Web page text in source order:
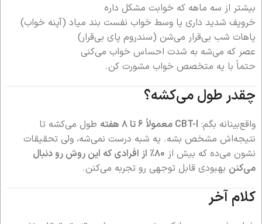
بیشتر از سه ماهه که خوابت مشکل داره
خروپف شدید داری یا وسط خواب نفست بند میاد (آپنه خواب)
پاهات شب بی‌قرار می‌شن (سندروم پای بی‌قرار)
عصر که می‌شه به شدت احساس خواب می‌کنی
حتماً با یه متخصص خواب مشورت کن.
چقدر طول می‌کشه؟
واقع‌بینانه بگم: CBT-I معمولاً ۶ تا ۸ هفته
طول می‌کشه تا
نتیجه‌اش مشخص بشه. یه شبه درست نمی‌شه، ولی تحقیقات
نشون می‌ده که بیش از
۸۰٪ از افرادی که این روش رو دنبال
می‌کنن بهبودی قابل توجهی رو تجربه می‌کنن.
کلام آخر